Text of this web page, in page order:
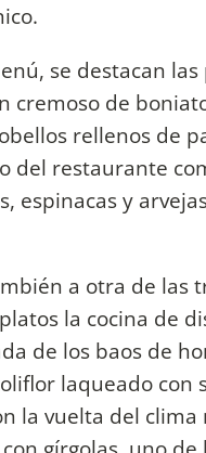
se destacan
cremoso de
rellenos de
del restaurante
espinacas y
a otra de las
la cocina de
de los baos de
laqueado con
la vuelta del